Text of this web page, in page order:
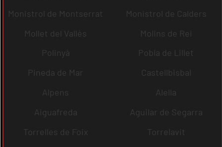
Monistrol de Montserrat
Monistrol de Calders
Mollet del Vallès
Molins de Rei
Polinyà
Pobla de Lillet
Pineda de Mar
Castellbisbal
Alpens
Alella
Aiguafreda
Aguilar de Segarra
Torrelles de Foix
Torrelavit